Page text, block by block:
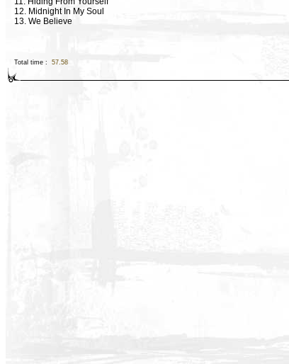
12. Midnight In My Soul
13. We Believe
Total time : 57.58